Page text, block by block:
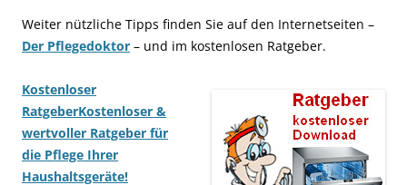
Weiter nützliche Tipps finden Sie auf den Internetseiten –
Der Pflegedoktor – und im kostenlosen Ratgeber.
Kostenloser
RatgeberKostenloser &
wertvoller Ratgeber für
die Pflege Ihrer
Haushaltsgeräte!